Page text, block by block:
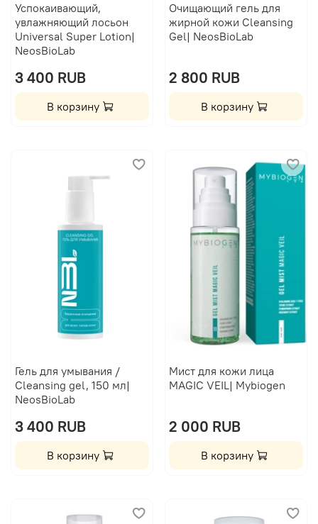
Успокаивающий,
увлажняющий лосьон
Universal Super Lotion|
NeosBioLab
3 400 RUB
В корзину
Очищающий гель для
жирной кожи Сleansing
Gel| NeosBioLab
2 800 RUB
В корзину
Гель для умывания /
Cleansing gel, 150 мл|
NeosBioLab
3 400 RUB
В корзину
Мист для кожи лица
MAGIC VEIL| Mybiogen
2 000 RUB
В корзину